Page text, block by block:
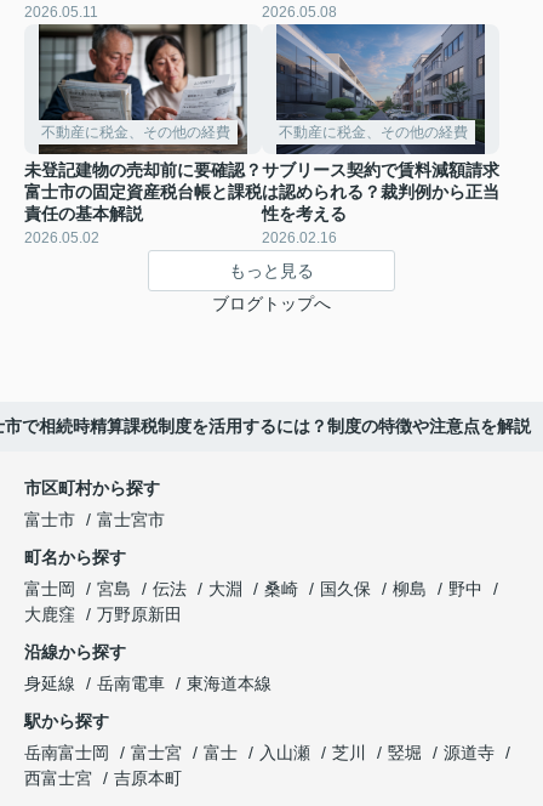
2026.05.11 2026.05.08
不動産に税金、その他の経費
未登記建物の売却前に要確認？
富士市の固定資産税台帳と課税
責任の基本解説
2026.05.02
不動産に税金、その他の経費
サブリース契約で賃料減額請求
は認められる？裁判例から正当
性を考える
2026.02.16
もっと見る
ブログトップへ
市で相続時精算課税制度を活用するには？制度の特徴や注意点を解説
市区町村から探す
富士市
富士宮市
町名から探す
富士岡
宮島 伝法 大淵 桑崎 国久保 柳島
野中
大鹿窪
万野原新田
沿線から探す
身延線
岳南電車
東海道本線
駅から探す
岳南富士岡
富士宮 富士 入山瀬 芝川 竪堀
源道寺
西富士宮
吉原本町